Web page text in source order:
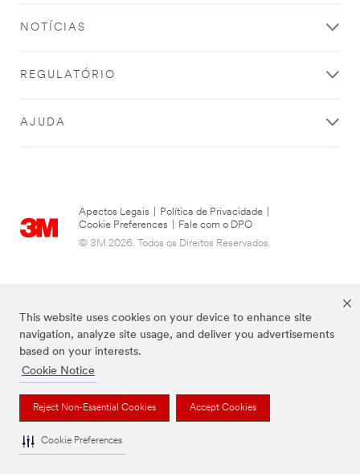
This website uses cookies on your device to enhance site
navigation, analyze site usage, and deliver you advertisements
based on your interests.
Cookie Notice
Reject Non-Essential Cookies Accept Cookies
Cookie Preferences
NOTÍCIAS
REGULATÓRIO
AJUDA
Apectos Legais Política de Privacidade
Cookie Preferences
Fale com o DPO
© 3M 2026. Todos os Direitos Reservados.